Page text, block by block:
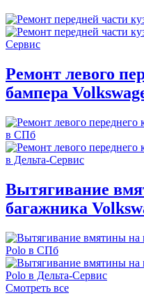
Ремонт левого
бампера
Вытягивание
багажника
Смотреть все